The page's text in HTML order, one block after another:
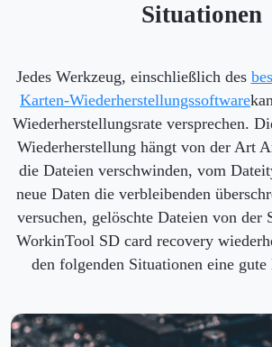
Situationen
Jedes Werkzeug, einschließlich des
Karten-Wiederherstellungssoftware
Wiederherstellungsrate versprechen.
Wiederherstellung hängt von der Art
die Dateien verschwinden, vom
neue Daten die verbleibenden
versuchen, gelöschte Dateien von der
WorkinTool SD card recovery
den folgenden Situationen eine